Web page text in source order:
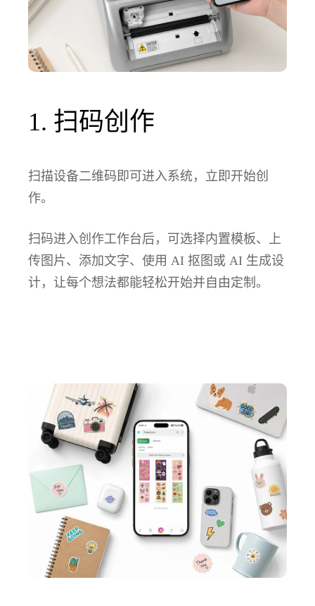
1. 扫码创作
扫描设备二维码即可进入系统，立即开始创
作。
扫码进入创作工作台后，可选择内置模板、上
传图片、添加文字、使用 AI 抠图或 AI 生成设
计，让每个想法都能轻松开始并自由定制。